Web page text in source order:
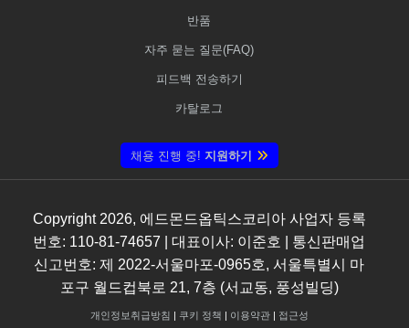
반품
자주 묻는 질문(FAQ)
피드백 전송하기
카탈로그
채용 진행 중! 지원하기
Copyright 2026, 에드몬드옵틱스코리아 사업자 등록
번호: 110-81-74657 | 대표이사: 이준호 | 통신판매업
신고번호: 제 2022-서울마포-0965호, 서울특별시 마
포구 월드컵북로 21, 7층 (서교동, 풍성빌딩)
개인정보취급방침 | 쿠키 정책 | 이용약관| 접근성